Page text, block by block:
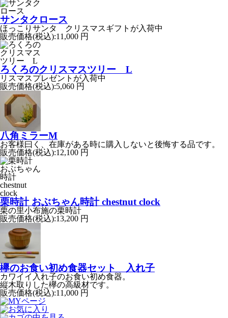
サンタクロース
ほっこりサンタ クリスマスギフトが入荷中
販売価格(税込):11,000 円
ろくろのクリスマスツリー L
リスマスプレゼントが入荷中
販売価格(税込):5,060 円
八角ミラーM
お客様曰く、在庫がある時に購入しないと後悔する品です。
販売価格(税込):12,100 円
栗時計 おぶちゃん時計 chestnut clock
栗の里小布施の栗時計
販売価格(税込):13,200 円
欅のお食い初め食器セット 入れ子
カワイイ入れ子のお食い初め食器。
縦木取りした欅の高級材です。
販売価格(税込):11,000 円